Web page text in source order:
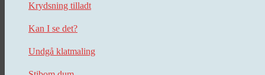
Krydsning tilladt
Kan I se det?
Undgå klatmaling